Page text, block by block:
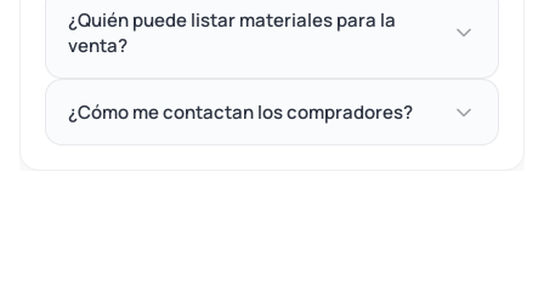
¿Quién puede listar materiales para la
venta?
¿Cómo me contactan los compradores?